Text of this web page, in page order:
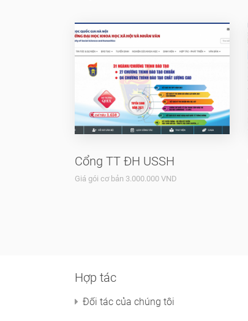
Cổng TT ĐH USSH
Giá gói cơ bản 3.000.000 VND
Hợp tác
Đối tác của chúng tôi